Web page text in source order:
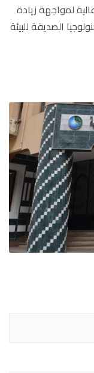
لمواجهة زيادة
الصديقة للبيئة